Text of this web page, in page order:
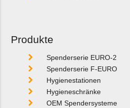
Produkte
Spenderserie EURO-2
Spenderserie F-EURO
Hygienestationen
Hygieneschränke
OEM Spendersysteme